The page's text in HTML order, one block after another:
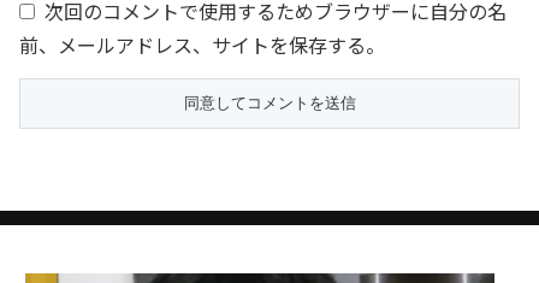
次回のコメントで使用するためブラウザーに自分の名
前、メールアドレス、サイトを保存する。